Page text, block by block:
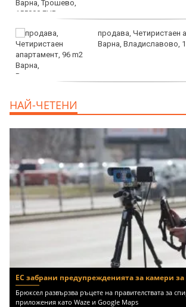
продава, Четиристаен
Варна, Владиславово,
НАЙ-ЧЕТЕНИ
ЕС забрани предупрежденията за камери за
Брюксел развързва ръцете на правителствата за
приложения като Waze и Google Maps